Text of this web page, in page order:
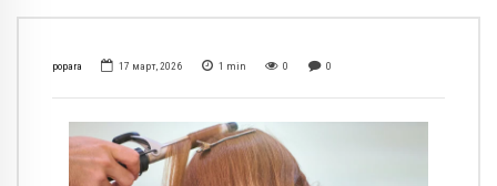
popara 17 март, 2026 1 min 0 0